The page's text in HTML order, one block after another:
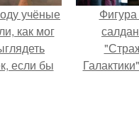
учёные
как мог
если бы